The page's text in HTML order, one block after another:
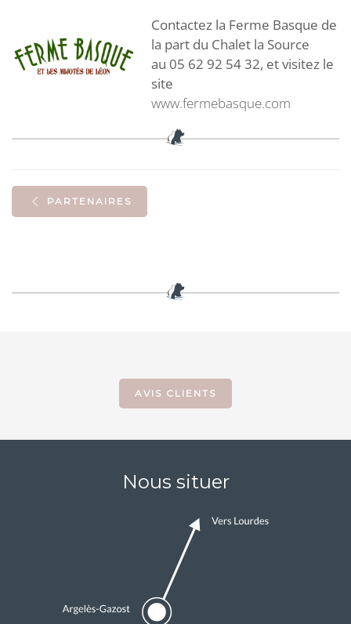
Contactez la Ferme Basque de
la part du Chalet la Source
au 05 62 92 54 32, et visitez le
site
www.fermebasque.com
PARTENAIRES
AVIS CLIENTS
Nous situer